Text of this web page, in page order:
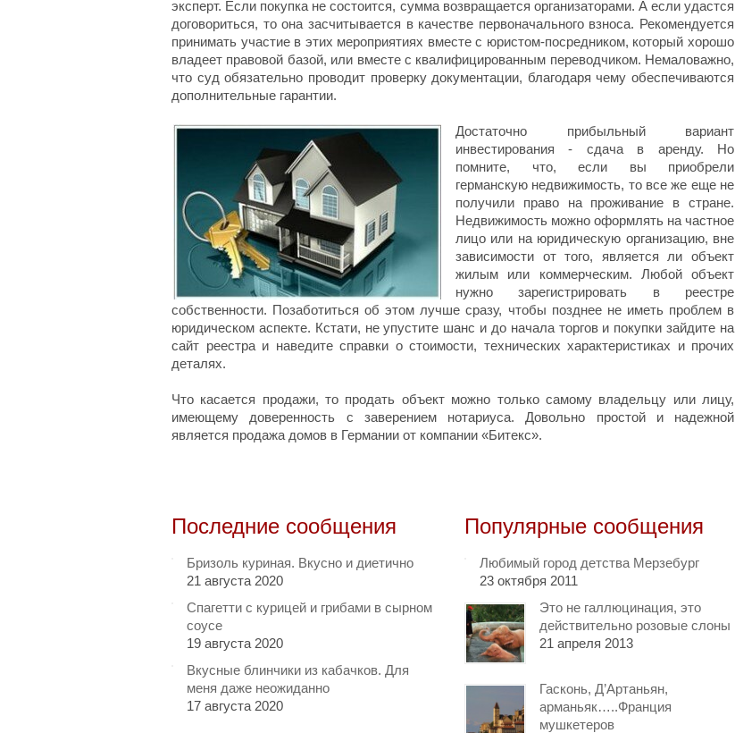
эксперт. Если покупка не состоится, сумма возвращается организаторами. А если удастся
договориться, то она засчитывается в качестве первоначального взноса. Рекомендуется
принимать участие в этих мероприятиях вместе с юристом-посредником, который хорошо
владеет правовой базой, или вместе с квалифицированным переводчиком. Немаловажно,
что суд обязательно проводит проверку документации, благодаря чему обеспечиваются
дополнительные гарантии.
Достаточно прибыльный вариант
инвестирования - сдача в аренду. Но
помните, что, если вы приобрели
германскую недвижимость, то все же еще не
получили право на проживание в стране.
Недвижимость можно оформлять на частное
лицо или на юридическую организацию, вне
зависимости от того, является ли объект
жилым или коммерческим. Любой объект
нужно зарегистрировать в реестре
собственности. Позаботиться об этом лучше сразу, чтобы позднее не иметь проблем в
юридическом аспекте. Кстати, не упустите шанс и до начала торгов и покупки зайдите на
сайт реестра и наведите справки о стоимости, технических характеристиках и прочих
деталях.
Что касается продажи, то продать объект можно только самому владельцу или лицу,
имеющему доверенность с заверением нотариуса. Довольно простой и надежной
является продажа домов в Германии от компании «Битекс».
Последние сообщения
Бризоль куриная. Вкусно и диетично
21 августа 2020
Спагетти с курицей и грибами в сырном
соусе
19 августа 2020
Вкусные блинчики из кабачков. Для
меня даже неожиданно
17 августа 2020
Популярные сообщения
Любимый город детства Мерзебург
23 октября 2011
Это не галлюцинация, это
действительно розовые слоны
21 апреля 2013
Гасконь, Д’Артаньян,
арманьяк…..Франция
мушкетеров